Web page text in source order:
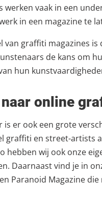
werken vaak in een
in een magazine te
van graffiti magazines
de kans om
hun
online
is er ook een grote
graffiti en street-artists
hebben wij ook onze
Daarnaast vind je in
Paranoid Magazine